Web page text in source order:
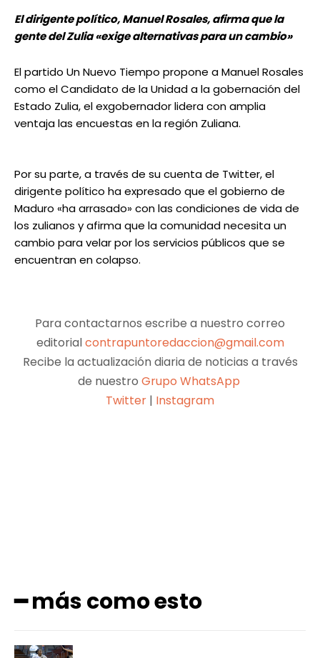
El dirigente político, Manuel Rosales, afirma que la
gente del Zulia «exige alternativas para un cambio»
El partido Un Nuevo Tiempo propone a Manuel Rosales
como el Candidato de la Unidad a la gobernación del
Estado Zulia, el exgobernador lidera con amplia
ventaja las encuestas en la región Zuliana.
Por su parte, a través de su cuenta de Twitter, el
dirigente político ha expresado que el gobierno de
Maduro «ha arrasado» con las condiciones de vida de
los zulianos y afirma que la comunidad necesita un
cambio para velar por los servicios públicos que se
encuentran en colapso.
Para contactarnos escribe a nuestro correo
editorialcontrapuntoredaccion@gmail.com
Recibe la actualización diaria de noticias a través
de nuestro Grupo WhatsApp
Twitter | Instagram
━ más como esto